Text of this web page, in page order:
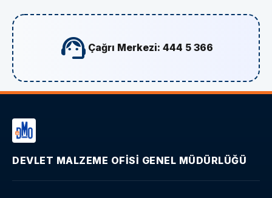
support_agent Çağrı Merkezi: 444 5 366
DEVLET MALZEME OFİSİ GENEL MÜDÜRLÜĞÜ